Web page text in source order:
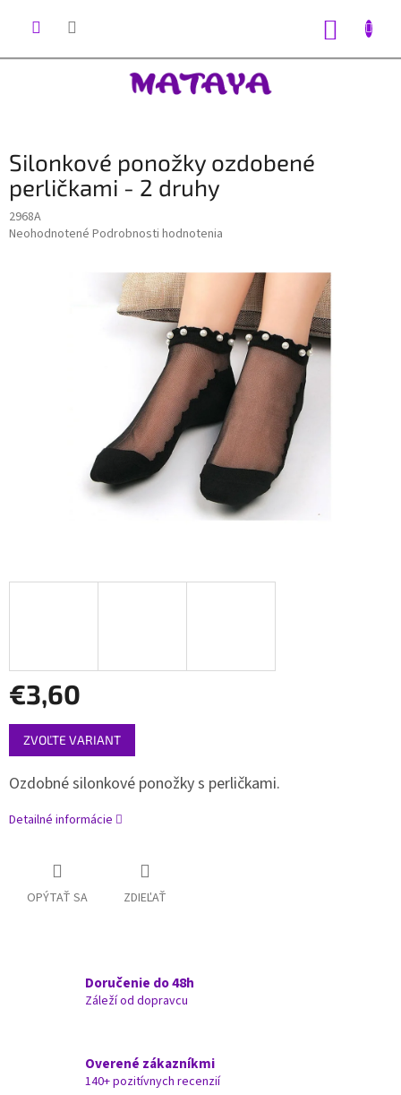
Silonkové ponožky ozdobené
perličkami - 2 druhy
2968A
Priemerné
Neohodnotené Podrobnosti hodnotenia
€3,60
Jednotková
cena:
ZVOĽTE VARIANT
Ozdobné silonkové ponožky s perličkami.
Detailné informácie
OPÝTAŤ SA ZDIEĽAŤ
Doručenie do 48h
Záleží od dopravcu
Overené zákazníkmi
140+ pozitívnych recenzií